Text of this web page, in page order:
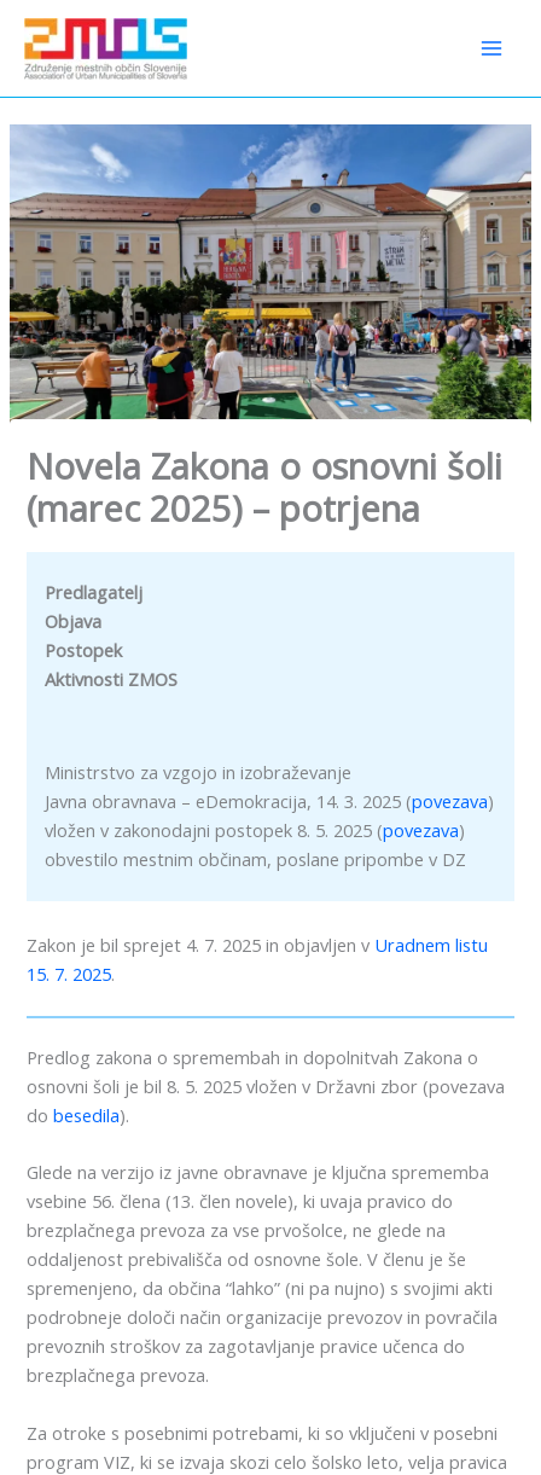
content
Preskoči
vsebino
Novela Zakona o osnovni šoli
(marec 2025) – potrjena
Predlagatelj
Objava
Postopek
Aktivnosti ZMOS
Ministrstvo za vzgojo in izobraževanje
Javna obravnava – eDemokracija, 14. 3. 2025 (povezava)
vložen v zakonodajni postopek 8. 5. 2025 (povezava)
obvestilo mestnim občinam, poslane pripombe v DZ
Zakon je bil sprejet 4. 7. 2025 in objavljen v Uradnem listu
15. 7. 2025.
Predlog zakona o spremembah in dopolnitvah Zakona o
osnovni šoli je bil 8. 5. 2025 vložen v Državni zbor (povezava
dobesedila).
Glede na verzijo iz javne obravnave je ključna sprememba
vsebine 56. člena (13. člen novele), ki uvaja pravico do
brezplačnega prevoza za vse prvošolce, ne glede na
oddaljenost prebivališča od osnovne šole. V členu je še
spremenjeno, da občina “lahko” (ni pa nujno) s svojimi akti
podrobneje določi način organizacije prevozov in povračila
prevoznih stroškov za zagotavljanje pravice učenca do
brezplačnega prevoza.
Za otroke s posebnimi potrebami, ki so vključeni v posebni
program VIZ, ki se izvaja skozi celo šolsko leto, velja pravica